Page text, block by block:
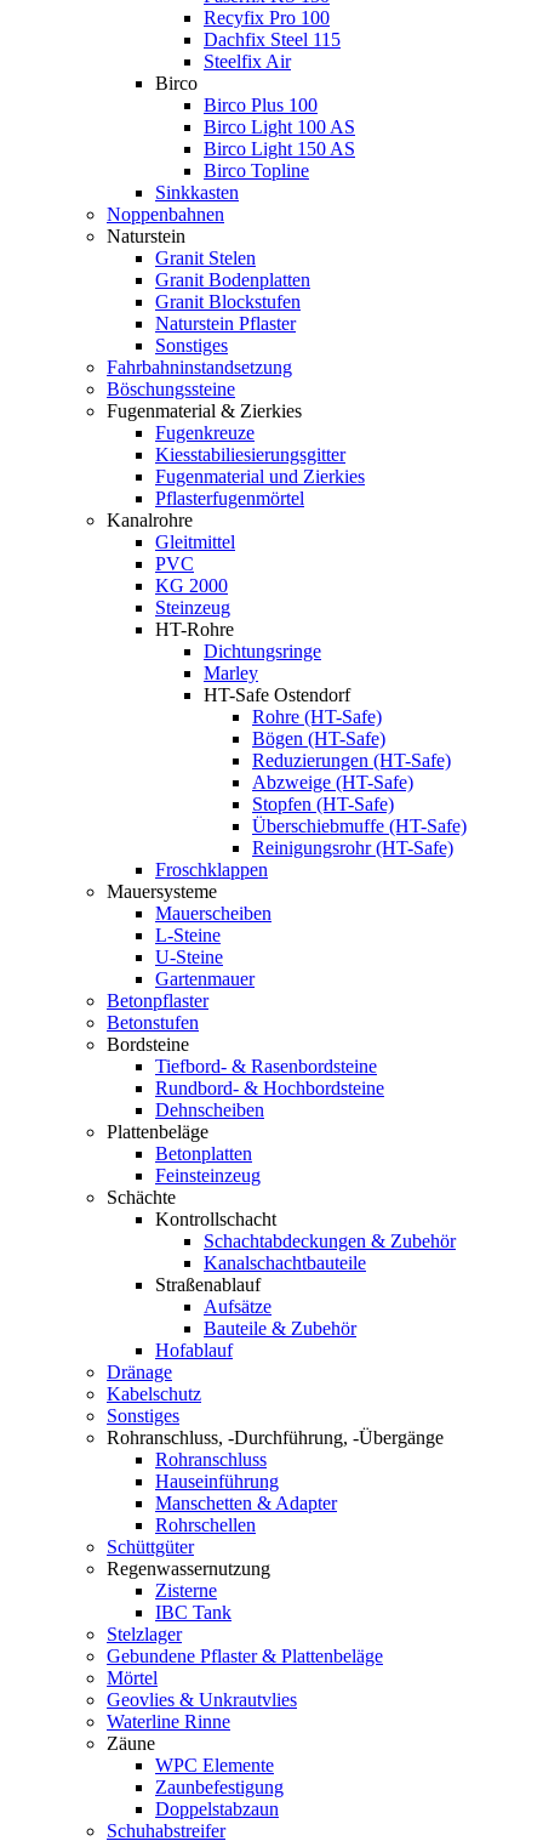
Recyfix Pro 100
Dachfix Steel 115
Steelfix Air
Birco
Birco Plus 100
Birco Light 100 AS
Birco Light 150 AS
Birco Topline
Sinkkasten
Noppenbahnen
Naturstein
Granit Stelen
Granit Bodenplatten
Granit Blockstufen
Naturstein Pflaster
Sonstiges
Fahrbahninstandsetzung
Böschungssteine
Fugenmaterial & Zierkies
Fugenkreuze
Kiesstabiliesierungsgitter
Fugenmaterial und Zierkies
Pflasterfugenmörtel
Kanalrohre
Gleitmittel
PVC
KG 2000
Steinzeug
HT-Rohre
Dichtungsringe
Marley
HT-Safe Ostendorf
Rohre (HT-Safe)
Bögen (HT-Safe)
Reduzierungen (HT-Safe)
Abzweige (HT-Safe)
Stopfen (HT-Safe)
Überschiebmuffe (HT-Safe)
Reinigungsrohr (HT-Safe)
Froschklappen
Mauersysteme
Mauerscheiben
L-Steine
U-Steine
Gartenmauer
Betonpflaster
Betonstufen
Bordsteine
Tiefbord- & Rasenbordsteine
Rundbord- & Hochbordsteine
Dehnscheiben
Plattenbeläge
Betonplatten
Feinsteinzeug
Schächte
Kontrollschacht
Schachtabdeckungen & Zubehör
Kanalschachtbauteile
Straßenablauf
Aufsätze
Bauteile & Zubehör
Hofablauf
Dränage
Kabelschutz
Sonstiges
Rohranschluss, -Durchführung, -Übergänge
Rohranschluss
Hauseinführung
Manschetten & Adapter
Rohrschellen
Schüttgüter
Regenwassernutzung
Zisterne
IBC Tank
Stelzlager
Gebundene Pflaster & Plattenbeläge
Mörtel
Geovlies & Unkrautvlies
Waterline Rinne
Zäune
WPC Elemente
Zaunbefestigung
Doppelstabzaun
Schuhabstreifer